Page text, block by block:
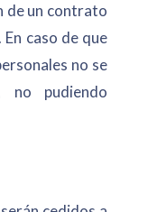
de un contrato
caso de que
no se
no pudiendo